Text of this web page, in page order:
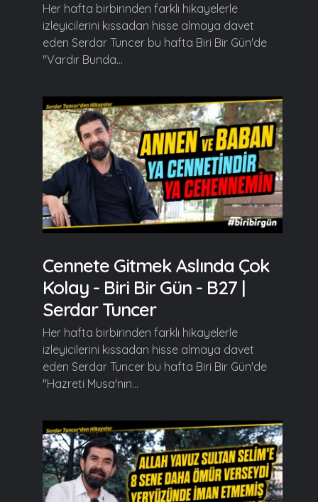
Her hafta birbirinden farklı hikayelerle
izleyicilerini kıssadan hisse almaya davet
eden Serdar Tuncer bu hafta Biri Bir Gün'de
"Vardır Bunda...
Cennete Gitmek Aslında Çok
Kolay - Biri Bir Gün - B27 |
Serdar Tuncer
Her hafta birbirinden farklı hikayelerle
izleyicilerini kıssadan hisse almaya davet
eden Serdar Tuncer bu hafta Biri Bir Gün'de
"Hazreti Musa'nın...